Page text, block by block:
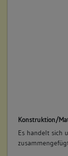
Konstruktion/
Es handelt sich